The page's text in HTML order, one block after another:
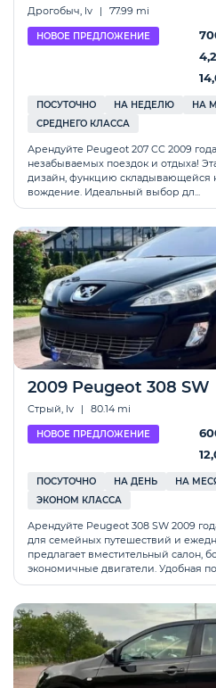
Дрогобыч, lv | 77.99 mi
НОВОЕ ПРЕДЛОЖЕНИЕ
ПОСУТОЧНО НА НЕДЕЛЮ НА
СРЕДНЕГО КЛАССА
Арендуйте Peugeot 207 CC 2009
незабываемых поездок и отдыха!
дизайн, функцию
вождение. Идеальный выбор дл...
2009 Peugeot 308 SW
Стрый, lv | 80.14 mi
НОВОЕ ПРЕДЛОЖЕНИЕ
ПОСУТОЧНО НА ДЕНЬ НА
ЭКОНОМ КЛАССА
Арендуйте Peugeot 308 SW 2009
для семейных путешествий и
предлагает вместительный салон,
экономичные двигатели. Удобная